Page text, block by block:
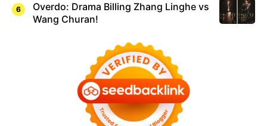
Overdo: Drama Billing Zhang Linghe vs
Wang Churan!